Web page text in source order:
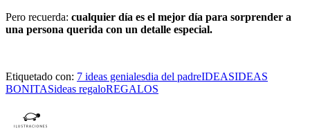
Pero recuerda: cualquier día es el mejor día para sorprender a
una persona querida con un detalle especial.
Etiquetado con: 7 ideas genialesdia del padreIDEASIDEAS
BONITASideas regaloREGALOS